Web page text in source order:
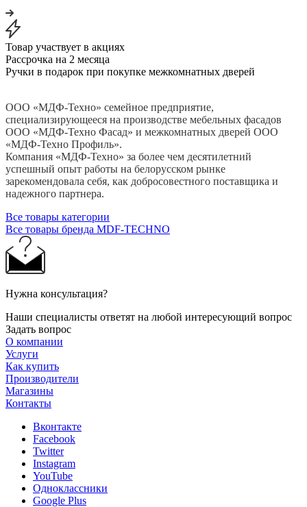
Товар участвует в акциях
Рассрочка на 2 месяца
Ручки в подарок при покупке межкомнатных дверей
ООО «МДФ-Техно» семейное предприятие,
специализирующееся на производстве мебельных фасадов
ООО «МДФ-Техно Фасад» и межкомнатных дверей ООО
«МДФ-Техно Профиль».
Компания «МДФ-Техно» за более чем десятилетний
успешный опыт работы на белорусском рынке
зарекомендовала себя, как добросовестного поставщика и
надежного партнера.
Все товары категории
Все товары бренда MDF-TECHNO
Нужна консультация?
Наши специалисты ответят на любой интересующий вопрос
Задать вопрос
О компании
Услуги
Как купить
Производители
Магазины
Контакты
Вконтакте
Facebook
Twitter
Instagram
YouTube
Одноклассники
Google Plus